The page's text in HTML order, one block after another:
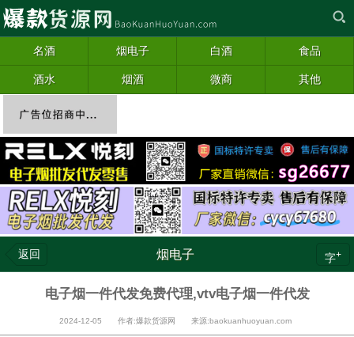
名酒 烟电子 白酒 食品
酒水 烟酒 微商 其他
返回 烟电子 字+
电子烟一件代发免费代理,vtv电子烟一件代发
2024-12-05 作者:爆款货源网 来源:baokuanhuoyuan.com